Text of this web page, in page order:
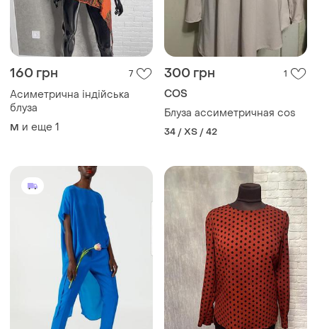
160 грн 7
Асиметрична індійська
блуза
M и еще 1
300 грн 1
COS
Блуза ассиметричная cos
34 / XS / 42